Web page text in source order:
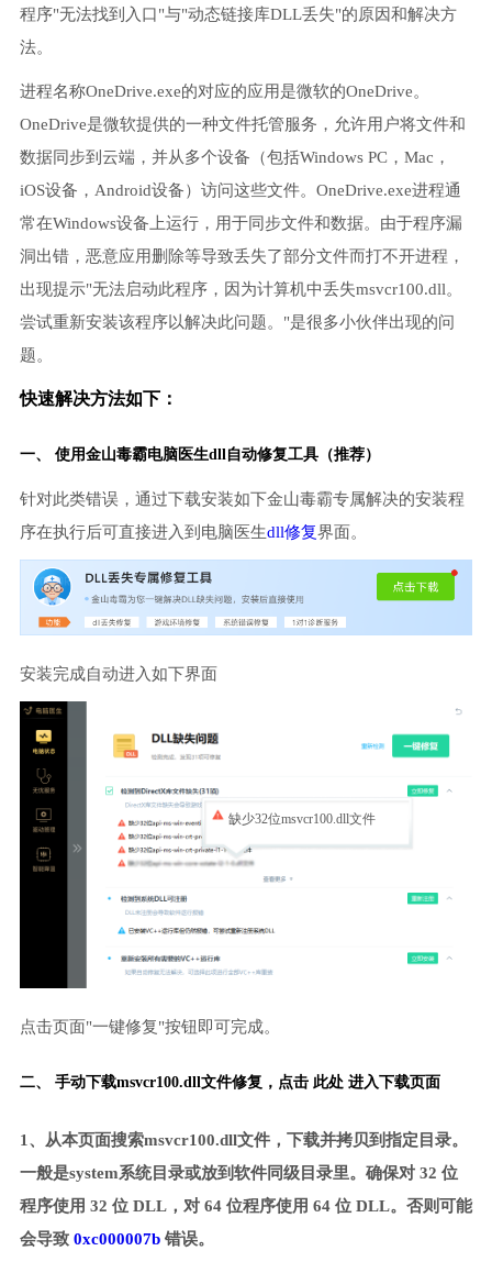
程序"无法找到入口"与"动态链接库DLL丢失"的原因和解决方
法。
进程名称OneDrive.exe的对应的应用是微软的OneDrive。
OneDrive是微软提供的一种文件托管服务，允许用户将文件和
数据同步到云端，并从多个设备（包括Windows PC，Mac，
iOS设备，Android设备）访问这些文件。OneDrive.exe进程通
常在Windows设备上运行，用于同步文件和数据。由于程序漏
洞出错，恶意应用删除等导致丢失了部分文件而打不开进程，
出现提示"无法启动此程序，因为计算机中丢失msvcr100.dll。
尝试重新安装该程序以解决此问题。"是很多小伙伴出现的问
题。
快速解决方法如下：
一、 使用金山毒霸电脑医生dll自动修复工具（推荐）
针对此类错误，通过下载安装如下金山毒霸专属解决的安装程
序在执行后可直接进入到电脑医生dll修复界面。
安装完成自动进入如下界面
缺少32位msvcr100.dll文件
点击页面"一键修复"按钮即可完成。
二、 手动下载msvcr100.dll文件修复， 点击 此处 进入下载页面
1、从本页面搜索msvcr100.dll文件，下载并拷贝到指定目录。
一般是system系统目录或放到软件同级目录里。确保对 32 位
程序使用 32 位 DLL，对 64 位程序使用 64 位 DLL。否则可能
会导致 0xc000007b错误。